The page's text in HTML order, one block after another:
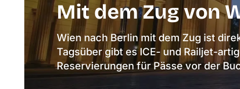
Mit dem Zug von
Wien nach Berlin mit dem Zug ist
Tagsüber gibt es ICE- und Railjet-
Reservierungen für Pässe vor der